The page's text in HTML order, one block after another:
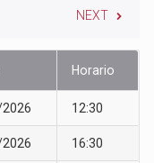
NEXT
Horario
12:30
16:30